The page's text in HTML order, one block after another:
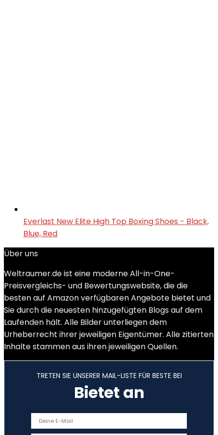
Everlast New Elite High Top Boxing Shoes - Black,
Blue, Red
Über uns
Weltraumer.de ist eine moderne All-in-One-
Preisvergleichs- und Bewertungswebsite, die die
besten auf Amazon verfügbaren Angebote bietet und
Sie durch die neuesten hinzugefügten Blogs auf dem
Laufenden hält. Alle Bilder unterliegen dem
Urheberrecht ihrer jeweiligen Eigentümer. Alle zitierten
Inhalte stammen aus ihren jeweiligen Quellen.
TRETEN SIE UNSERER MAIL-LISTE FÜR BESTE BEI
Bietet an